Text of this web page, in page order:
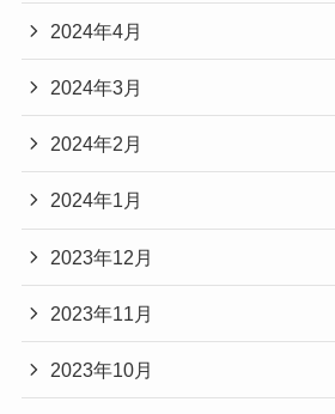
2024年4月
2024年3月
2024年2月
2024年1月
2023年12月
2023年11月
2023年10月